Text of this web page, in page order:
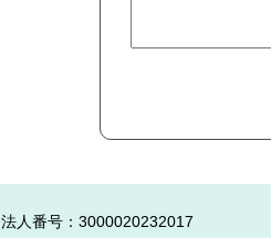
法人番号：3000020232017